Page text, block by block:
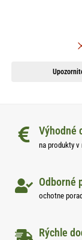
Výhodné
na produkty v
Odborné
ochotne
Rýchle